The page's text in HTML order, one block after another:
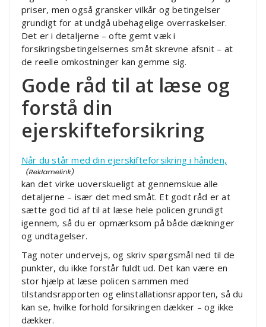
priser, men også gransker vilkår og betingelser
grundigt for at undgå ubehagelige overraskelser.
Det er i detaljerne – ofte gemt væk i
forsikringsbetingelsernes småt skrevne afsnit – at
de reelle omkostninger kan gemme sig.
Gode råd til at læse og
forstå din
ejerskifteforsikring
Når du står med din ejerskifteforsikring i hånden,
kan det virke uoverskueligt at gennemskue alle
detaljerne – især det med småt. Et godt råd er at
sætte god tid af til at læse hele policen grundigt
igennem, så du er opmærksom på både dækninger
og undtagelser.
Tag noter undervejs, og skriv spørgsmål ned til de
punkter, du ikke forstår fuldt ud. Det kan være en
stor hjælp at læse policen sammen med
tilstandsrapporten og elinstallationsrapporten, så du
kan se, hvilke forhold forsikringen dækker – og ikke
dækker.